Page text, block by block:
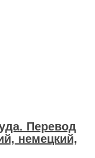
Перевод
немецкий,